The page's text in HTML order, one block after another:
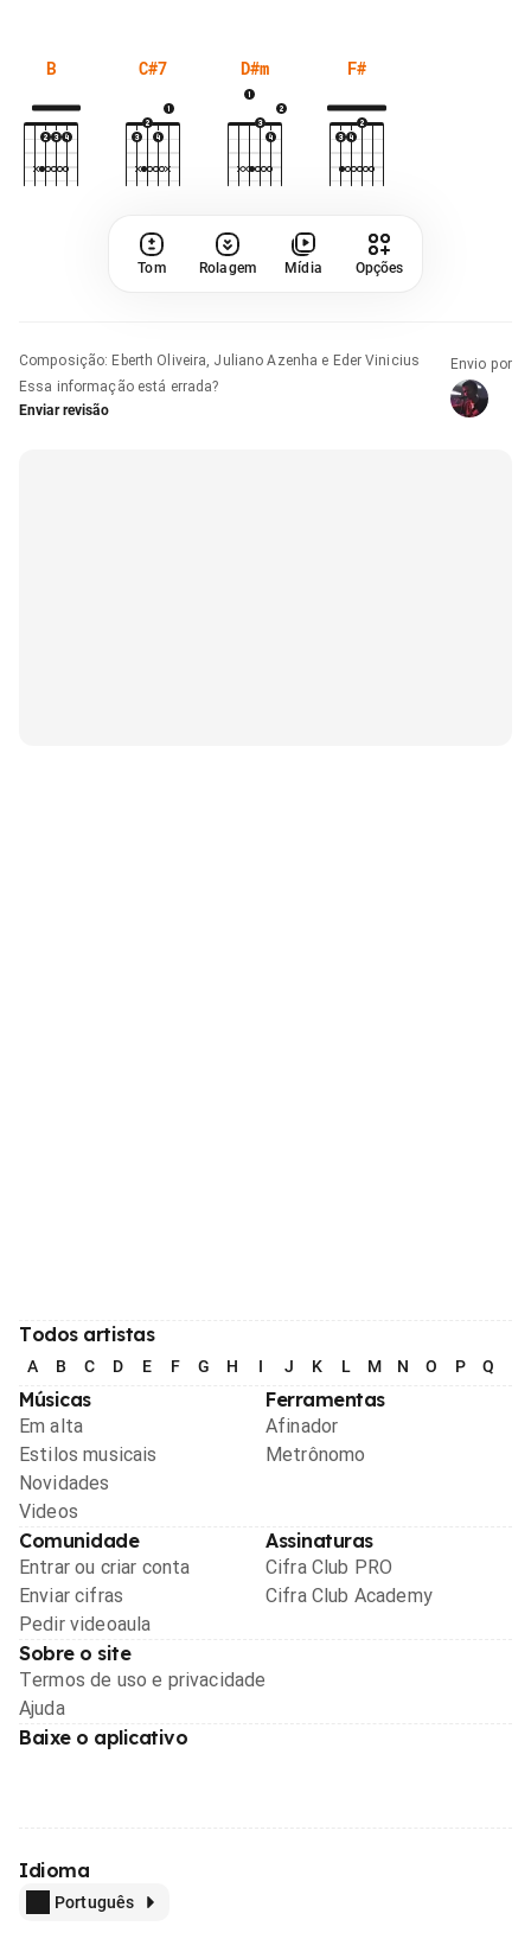
B C#7 D#m F#
Tom Rolagem Mídia Opções
Composição: Eberth Oliveira, Juliano Azenha e Eder Vinicius
Essa informação está errada?
Enviar revisão
Envio por
Todos artistas
A B C D E F G H I J K L M N O P Q
Músicas
Em alta
Estilos musicais
Novidades
Videos
Ferramentas
Afinador
Metrônomo
Comunidade
Entrar ou criar conta
Enviar cifras
Pedir videoaula
Assinaturas
Cifra Club PRO
Cifra Club Academy
Sobre o site
Termos de uso e privacidade
Ajuda
Baixe o aplicativo
Idioma
Português